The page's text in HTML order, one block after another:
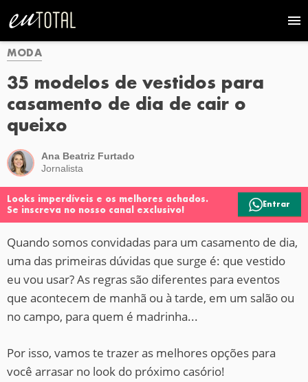
MODA
35 modelos de vestidos para
casamento de dia de cair o
queixo
Ana Beatriz Furtado
Jornalista
Looks imperdíveis e os melhores achados.
Se inscreva no nosso canal exclusivo!
Entrar
Quando somos convidadas para um casamento de dia,
uma das primeiras dúvidas que surge é: que vestido
eu vou usar? As regras são diferentes para eventos
que acontecem de manhã ou à tarde, em um salão ou
no campo, para quem é madrinha...
Por isso, vamos te trazer as melhores opções para
você arrasar no look do próximo casório!